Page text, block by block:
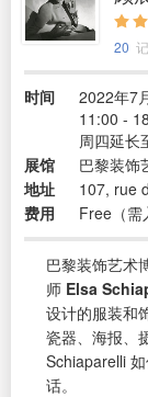
20
时间
2022年7
11:00 -
周四延长
展馆
巴黎装饰
地址
107, rue
费用
Free（需
巴黎装饰艺术
师 Elsa
设计的服装和
瓷器、海报、
Schiaparelli
话。